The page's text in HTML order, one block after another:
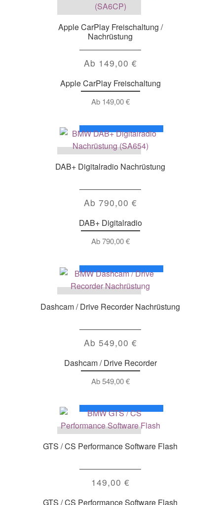
Apple CarPlay Freischaltung /
Nachrüstung
Ab 149,00 €
Apple CarPlay Freischaltung
Ab 149,00€
DAB+ Digitalradio Nachrüstung
Ab 790,00 €
DAB+ Digitalradio
Ab790,00€
Dashcam / Drive Recorder Nachrüstung
Ab 549,00 €
Dashcam / Drive Recorder
Ab549,00€
GTS / CS Performance Software Flash
149,00 €
GTS / CS Performance Software Flash